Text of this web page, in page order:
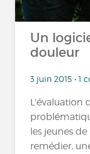
Un
douleur
3 juin 2015 • 1
L'évaluation
les jeunes
remédier,